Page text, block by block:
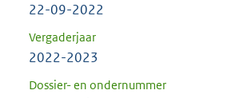
22-09-2022
Vergaderjaar
2022-2023
Dossier- en ondernummer